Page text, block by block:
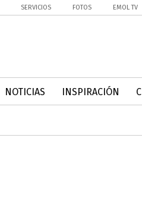
SERVICIOS FOTOS EMOL TV
NOTICIAS INSPIRACIÓN